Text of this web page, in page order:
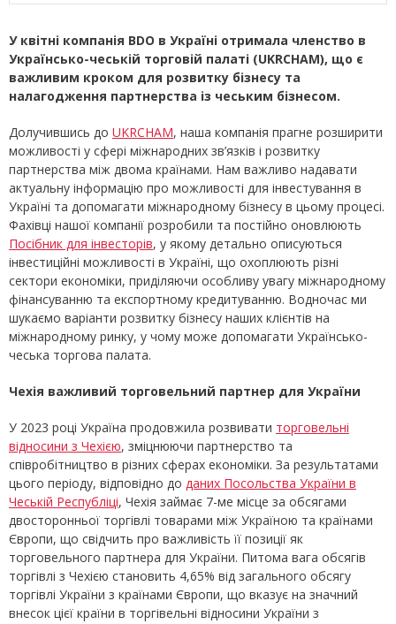
У квітні компанія BDO в Україні отримала членство в
Українсько-чеській торговій палаті (UKRCHAM), що є
важливим кроком для розвитку бізнесу та
налагодження партнерства із чеським бізнесом.
Долучившись до UKRCHAM, наша компанія прагне розширити
можливості у сфері міжнародних зв’язків і розвитку
партнерства між двома країнами. Нам важливо надавати
актуальну інформацію про можливості для інвестування в
Україні та допомагати міжнародному бізнесу в цьому процесі.
Фахівці нашої компанії розробили та постійно оновлюють
Посібник для інвесторів, у якому детально описуються
інвестиційні можливості в Україні, що охоплюють різні
сектори економіки, приділяючи особливу увагу міжнародному
фінансуванню та експортному кредитуванню. Водночас ми
шукаємо варіанти розвитку бізнесу наших клієнтів на
міжнародному ринку, у чому може допомагати Українсько-
чеська торгова палата.
Чехія важливий торговельний партнер для України
У 2023 році Україна продовжила розвивати торговельні
відносини з Чехією, зміцнюючи партнерство та
співробітництво в різних сферах економіки. За результатами
цього періоду, відповідно до даних Посольства України в
Чеській Республіці, Чехія займає 7-ме місце за обсягами
двосторонньої торгівлі товарами між Україною та країнами
Європи, що свідчить про важливість її позиції як
торговельного партнера для України. Питома вага обсягів
торгівлі з Чехією становить 4,65% від загального обсягу
торгівлі України з країнами Європи, що вказує на значний
внесок цієї країни в торгівельні відносини України з